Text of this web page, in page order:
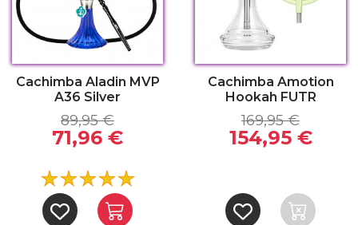
Cachimba Aladin MVP
A36 Silver
89,95 €
71,96 €
Cachimba Amotion
Hookah FUTR
169,95 €
154,95 €